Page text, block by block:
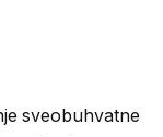
sveobuhvatne